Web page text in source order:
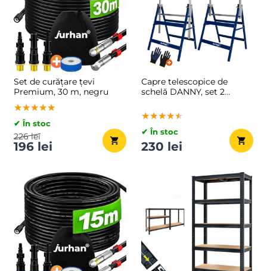
Set de curățare țevi
Premium, 30 m, negru
★★★★★
★★★★★
★★★★★
✔ În stoc
196 lei
226 lei
Capre telescopice de
schelă DANNY, set 2
69x57x81-130cm,
argintiu/albastru
★★★★★
★★★★★
★★★★★
✔ În stoc
230 lei